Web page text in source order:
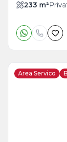
233 m²
Area Servico